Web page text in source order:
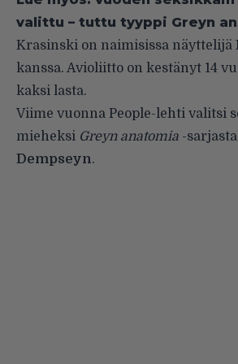
valittu – tuttu tyyppi Greyn
Krasinski on naimisissa näyttelijä
kanssa. Avioliitto on kestänyt 14
kaksi lasta.
Viime vuonna People-lehti valitsi
mieheksi Greyn anatomia -
Dempseyn.